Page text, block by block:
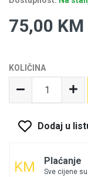
75,00 KM
KOLIČINA
Dodaj u
Plaćanje
Sve cijene